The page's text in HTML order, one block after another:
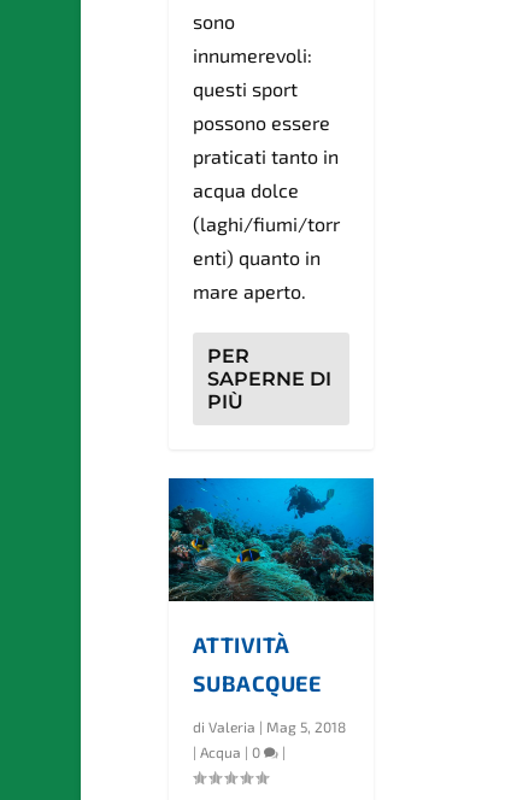
sono
innumerevoli:
questi sport
possono essere
praticati tanto in
acqua dolce
(laghi/fiumi/torr
enti) quanto in
mare aperto.
PER
SAPERNE DI
PIÙ
ATTIVITÀ
SUBACQUEE
di Valeria | Mag 5, 2018
| Acqua | 0 |